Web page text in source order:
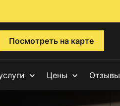
Посмотреть на карте
Цены Отзывы